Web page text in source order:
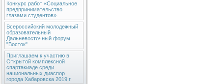
Конкурс работ «Социальное
предпринимательство
глазами студентов».
Всероссийский молодежный
образовательный
Дальневосточный форум
"Восток"
Приглашаем к участию в
Открытой комплексной
спартакиаде среди
национальных диаспор
города Хабаровска 2019 г.